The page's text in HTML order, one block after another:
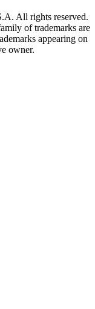
All rights reserved.
of trademarks are
appearing on
owner.